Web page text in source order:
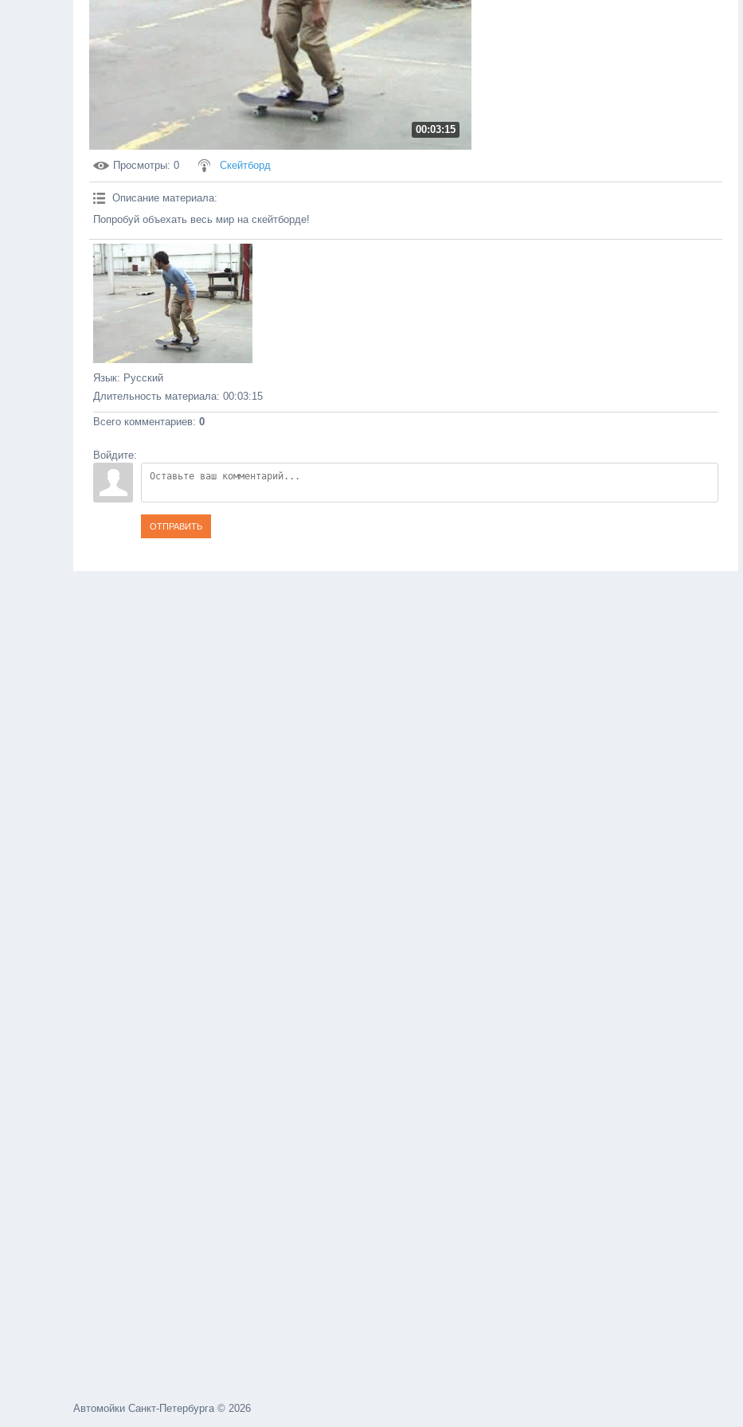
00:03:15
Просмотры: 0 Скейтборд
Описание материала:
Попробуй объехать весь мир на скейтборде!
Язык: Русский
Длительность материала: 00:03:15
Всего комментариев: 0
Войдите:
ОТПРАВИТЬ
Автомойки Санкт-Петербурга © 2026